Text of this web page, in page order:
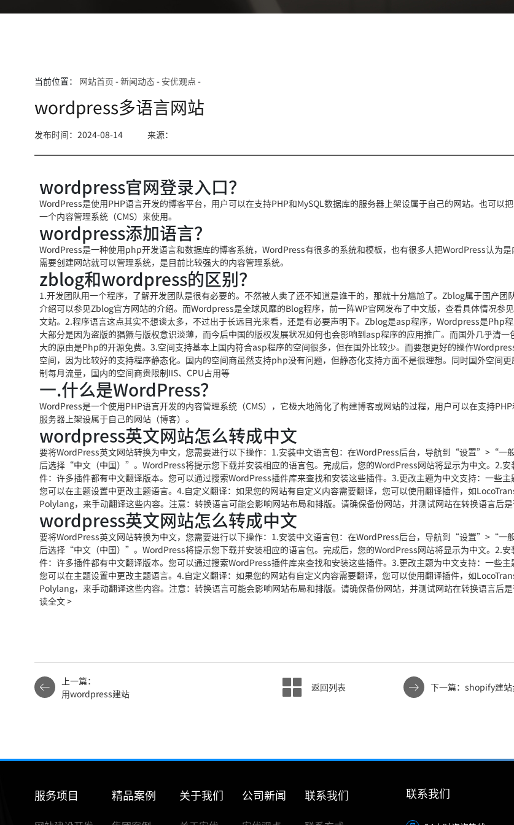
当前位置： 网站首页 -新闻动态- 安优观点 -
wordpress多语言网站
发布时间：2024-08-14 来源：
wordpress官网登录入口？
WordPress是使用PHP语言开发的博客平台，用户可以在支持PHP和MySQL数据库的服务器上架设属于自己的网站。也可以
一个内容管理系统（CMS）来使用。
wordpress添加语言？
WordPress是一种使用php开发语言和数据库的博客系统，WordPress有很多的系统和模板，也有很多人把WordPress认为
需要创建网站就可以管理系统，是目前比较强大的内容管理系统。
zblog和wordpress的区别？
1.开发团队用一个程序，了解开发团队是很有必要的。不然被人卖了还不知道是谁干的，那就十分尴尬了。Zblog属于国产团
介绍可以参见Zblog官方网站的介绍。而Wordpress是全球风靡的Blog程序，前一阵WP官网发布了中文版，查看具体情况参
文站。2.程序语言这点其实不想谈太多，不过出于长远目光来看，还是有必要声明下。Zblog是asp程序，Wordpress是Php
大部分是因为盗版的猖獗与版权意识淡薄，而今后中国的版权发展状况如何也会影响到asp程序的应用推广。而国外几乎清
大的原由是Php的开源免费。3.空间支持基本上国内符合asp程序的空间很多，但在国外比较少。而要想更好的操作
空间，因为比较好的支持程序静态化。国内的空间商虽然支持php没有问题，但静态化支持方面不是很理想。同时国外空间
制每月流量，国内的空间商贵限制IIS、CPU占用等
一.什么是WordPress？
WordPress是一个使用PHP语言开发的内容管理系统（CMS），它极大地简化了构建博客或网站的过程，用户可以在支持
服务器上架设属于自己的网站（博客）。
wordpress英文网站怎么转成中文
要将WordPress英文网站转换为中文，您需要进行以下操作：1.安装中文语言包：在WordPress后台，导航到“设置”>“
后选择“中文（中国）”。WordPress将提示您下载并安装相应的语言包。完成后，您的WordPress网站将显示为中文。2.安
件：许多插件都有中文翻译版本。您可以通过搜索WordPress插件库来查找和安装这些插件。3.更改主题为中文支持：一些主
您可以在主题设置中更改主题语言。4.自定义翻译：如果您的网站有自定义内容需要翻译，您可以使用翻译插件，如
Polylang，来手动翻译这些内容。注意：转换语言可能会影响网站布局和排版。请确保备份网站，并测试网站在转换语言后是
wordpress英文网站怎么转成中文
要将WordPress英文网站转换为中文，您需要进行以下操作：1.安装中文语言包：在WordPress后台，导航到“设置”>“
后选择“中文（中国）”。WordPress将提示您下载并安装相应的语言包。完成后，您的WordPress网站将显示为中文。2.安
件：许多插件都有中文翻译版本。您可以通过搜索WordPress插件库来查找和安装这些插件。3.更改主题为中文支持：一些主
您可以在主题设置中更改主题语言。4.自定义翻译：如果您的网站有自定义内容需要翻译，您可以使用翻译插件，如
Polylang，来手动翻译这些内容。注意：转换语言可能会影响网站布局和排版。请确保备份网站，并测试网站在转换语言后
读全文 >
上一篇：
用wordpress建站
返回列表 下一篇：shopify建站
服务项目 精品案例 关于我们 公司新闻 联系我们 联系我们
品质设计 用心服务
14年+定制经验 2000+客户选择 高效售
7*24小时服务热线
400-8793-